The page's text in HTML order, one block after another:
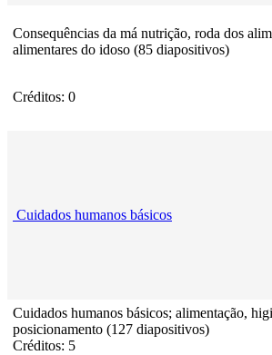
Consequências da má nutrição, roda dos
alimentares do idoso (85 diapositivos)
Créditos: 0
Cuidados humanos básicos
Cuidados humanos básicos; alimentação,
posicionamento (127 diapositivos)
Créditos: 5